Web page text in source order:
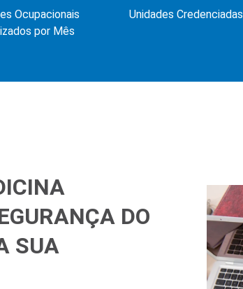
Ocupacionais
por Mês
Unidades Credenciadas
DO
SUA